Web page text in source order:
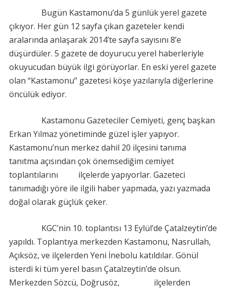
Bugün Kastamonu’da 5 günlük yerel gazete
çıkıyor. Her gün 12 sayfa çıkan gazeteler kendi
aralarında anlaşarak 2014’te sayfa sayısını 8’e
düşürdüler. 5 gazete de doyurucu yerel haberleriyle
okuyucudan büyük ilgi görüyorlar. En eski yerel gazete
olan “Kastamonu” gazetesi köşe yazılarıyla diğerlerine
öncülük ediyor.
Kastamonu Gazeteciler Cemiyeti, genç başkan
Erkan Yılmaz yönetiminde güzel işler yapıyor.
Kastamonu’nun merkez dahil 20 ilçesini tanıma
tanıtma açısından çok önemsediğim cemiyet
toplantılarını ilçelerde yapıyorlar. Gazeteci
tanımadığı yöre ile ilgili haber yapmada, yazı yazmada
doğal olarak güçlük çeker.
KGC’nin 10. toplantısı 13 Eylül’de Çatalzeytin’de
yapıldı. Toplantıya merkezden Kastamonu, Nasrullah,
Açıksöz, ve ilçelerden Yeni İnebolu katıldılar. Gönül
isterdi ki tüm yerel basın Çatalzeytin’de olsun.
Merkezden Sözcü, Doğrusöz, ilçelerden